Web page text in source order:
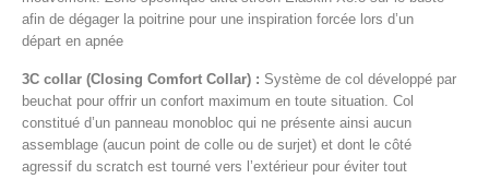
afin de dégager la poitrine pour une inspiration forcée lors d’un
départ en apnée
3C collar (Closing Comfort Collar) : Système de col développé par
beuchat pour offrir un confort maximum en toute situation. Col
constitué d’un panneau monobloc qui ne présente ainsi aucun
assemblage (aucun point de colle ou de surjet) et dont le côté
agressif du scratch est tourné vers l’extérieur pour éviter tout